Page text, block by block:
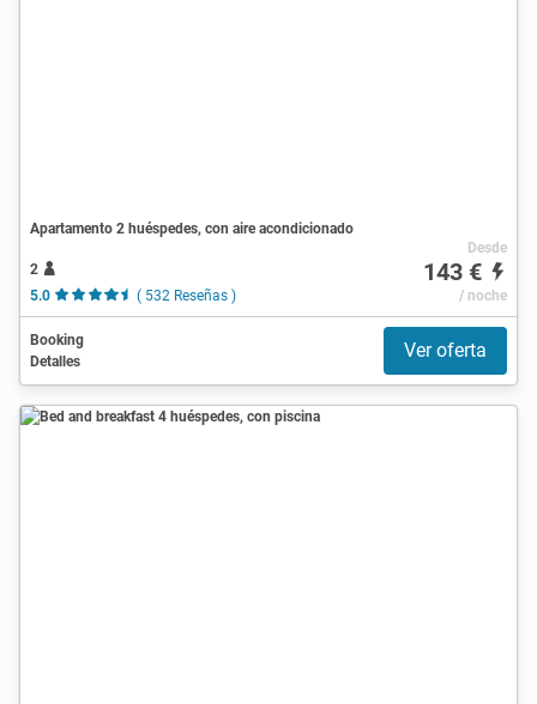
Apartamento 2 huéspedes, con aire acondicionado
2
5.0
( 532 Reseñas )
Desde
143 €
/ noche
Booking
Detalles
Ver oferta